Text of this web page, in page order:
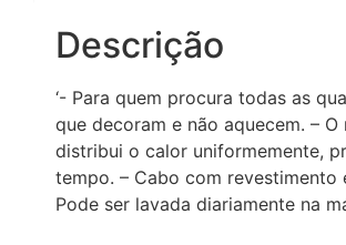
Descrição
‘- Para quem procura todas as
que decoram e não aquecem. –
distribui o calor uniformemente,
tempo. – Cabo com
Pode ser lavada diariamente na